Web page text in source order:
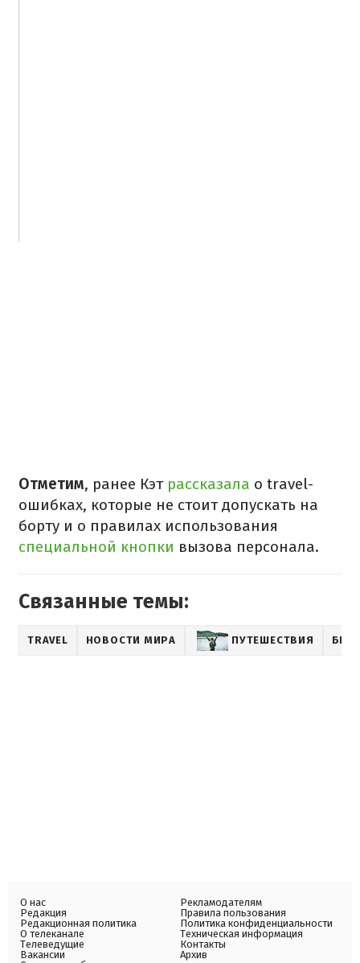
Отметим, ранее Кэт рассказала о travel-
ошибках, которые не стоит допускать на
борту и о правилах использования
специальной кнопки вызова персонала.
Связанные темы:
TRAVEL НОВОСТИ МИРА ПУТЕШЕСТВИЯ
О нас
Редакция
Редакционная политика
О телеканале
Телеведущие
Вакансии
Рекламодателям
Правила пользования
Политика конфиденциальности
Техническая информация
Контакты
Архив